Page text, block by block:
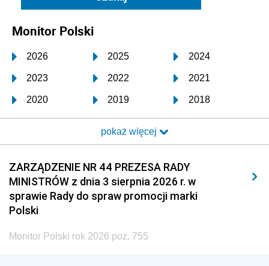
Monitor Polski
2026 2025 2024
2023 2022 2021
2020 2019 2018
2017 2016 2015
2014 2013 2012
2011 2010 2009
2008 2007 2006
2005
pokaż więcej
ZARZĄDZENIE NR 44 PREZESA RADY
MINISTRÓW z dnia 3 sierpnia 2026 r. w
sprawie Rady do spraw promocji marki
Polski
Monitor Polski rok 2026 poz. 755